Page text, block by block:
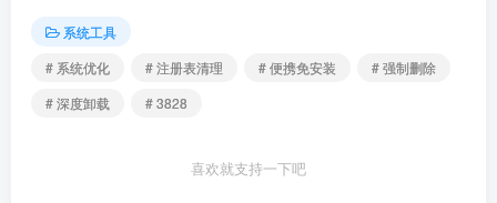
系统工具
# 系统优化
# 注册表清理 # 便携免安装
# 强制删除
# 深度卸载
# 3828
喜欢就支持一下吧